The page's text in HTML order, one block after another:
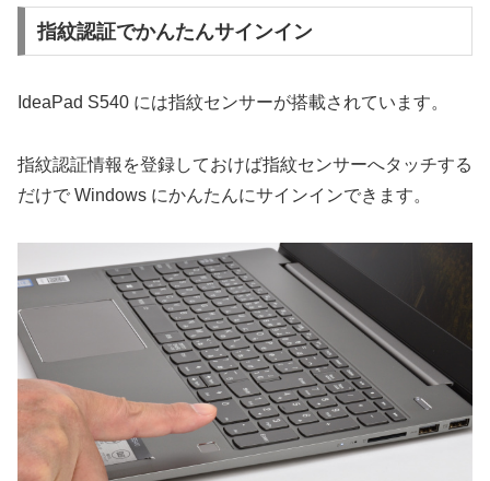
指紋認証でかんたんサインイン
IdeaPad S540 には指紋センサーが搭載されています。
指紋認証情報を登録しておけば指紋センサーへタッチする
だけで Windows にかんたんにサインインできます。